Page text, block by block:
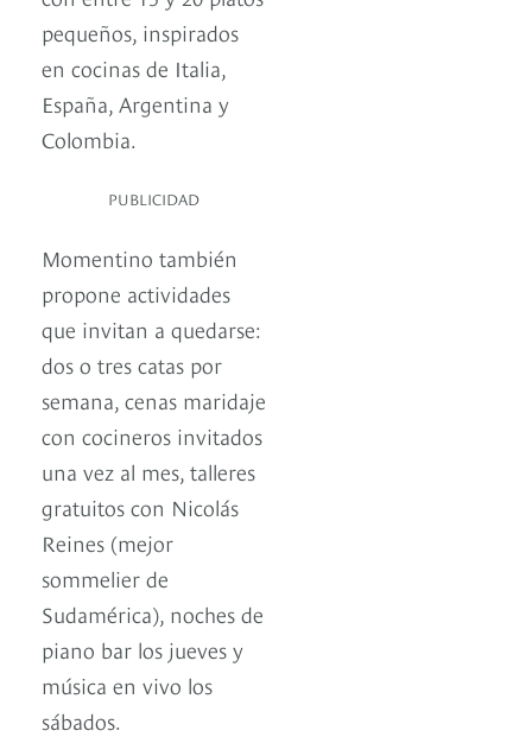
pequeños, inspirados
en cocinas de Italia,
España, Argentina y
Colombia.
PUBLICIDAD
Momentino también
propone actividades
que invitan a quedarse:
dos o tres catas por
semana, cenas maridaje
con cocineros invitados
una vez al mes, talleres
gratuitos con Nicolás
Reines (mejor
sommelier de
Sudamérica), noches de
piano bar los jueves y
música en vivo los
sábados.